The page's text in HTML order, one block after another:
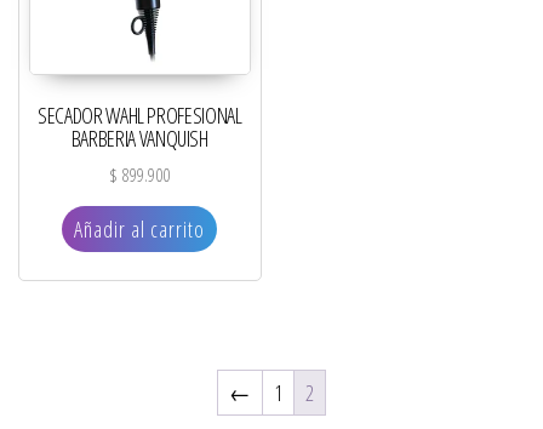
SECADOR WAHL PROFESIONAL
BARBERIA VANQUISH
$ 899.900
Añadir al carrito
← 1 2